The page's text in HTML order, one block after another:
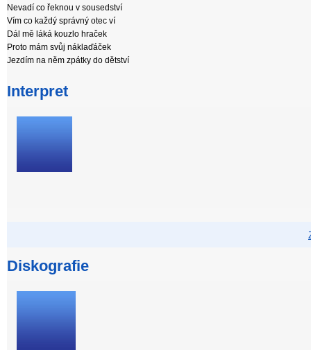
Nevadí co řeknou v sousedství
Vím co každý správný otec ví
Dál mě láká kouzlo hraček
Proto mám svůj náklaďáček
Jezdím na něm zpátky do dětství
Interpret
Diskografie